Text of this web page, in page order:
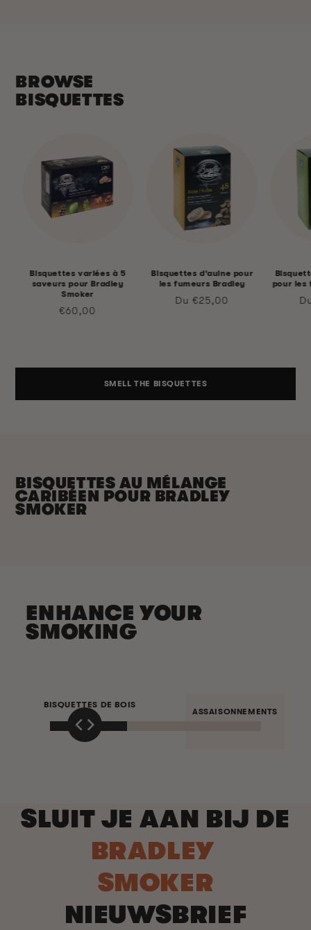
BROWSE
BISQUETTES
Bisquettes variées à 5
saveurs pour Bradley
Smoker
Prix
€60,00
Bisquettes d'aulne pour
les fumeurs Bradley
Prix
Du €25,00
pour les
SMELL THE BISQUETTES
BISQUETTES AU MÉLANGE
CARIBÉEN POUR BRADLEY
SMOKER
ENHANCE YOUR
SMOKING
BISQUETTES DE BOIS
ASSAISONNEMENTS
SLUIT JE AAN BIJ DE
BRADLEY
SMOKER
NIEUWSBRIEF